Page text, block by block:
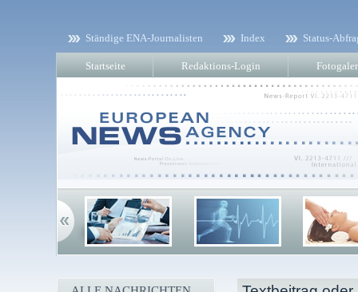
Ständige ENA-Journalisten Index Status-
Startseite Redaktions-Login